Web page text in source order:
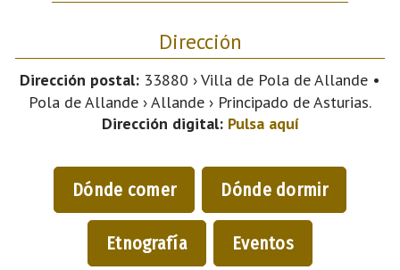
Dirección
Dirección postal: 33880 › Villa de Pola de Allande •
Pola de Allande › Allande › Principado de Asturias.
Dirección digital: Pulsa aquí
Dónde comer Dónde dormir
Etnografía Eventos